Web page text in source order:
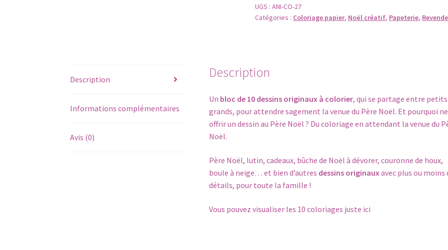
10
coloriages
détacher
UGS :ANI-CO-27
Catégories : Coloriage papier, Noël créatif, Papeterie,
Description
Informations complémentaires
Avis (0)
Description
Un bloc de 10 dessins originaux à colorier, qui se partage entre
grands, pour attendre sagement la venue du Père Noël. Et pourquoi
offrir un dessin au Père Noël ? Du coloriage en attendant la venue du
Noël.
Père Noël, lutin, cadeaux, bûche de Noël à dévorer, couronne de houx,
boule à neige… et bien d’autres dessins originauxavec plus ou moins
détails, pour toute la famille !
Vous pouvez visualiser les 10 coloriages juste ici